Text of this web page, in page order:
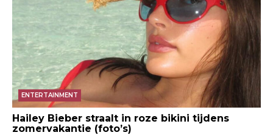
ENTERTAINMENT
Hailey Bieber straalt in roze bikini tijdens
zomervakantie (foto’s)